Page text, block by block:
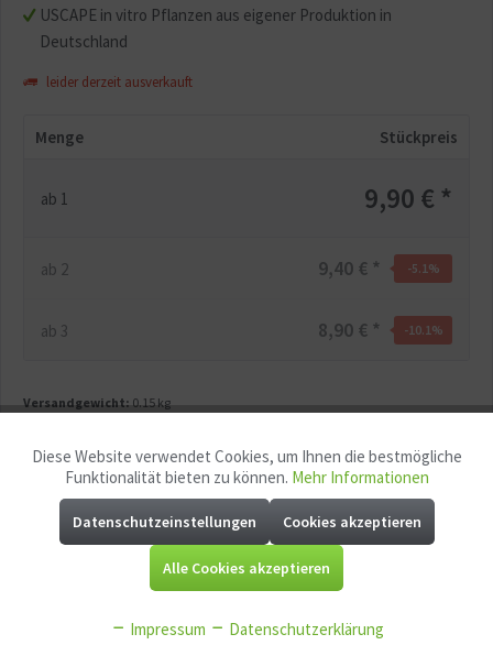
USCAPE in vitro Pflanzen aus eigener Produktion in
Deutschland
leider derzeit ausverkauft
Menge Stückpreis
ab 1 9,90 € *
ab 2 9,40 € * -5.1 %
ab 3 8,90 € * -10.1 %
Versandgewicht: 0.15 kg
Fragen zum Artikel?
4260522771444
Funktionale Aktiv
Marketing Aktiv
Diese Website verwendet Cookies, um Ihnen die bestmögliche
Funktionalität bieten zu können. Mehr Informationen
Datenschutzeinstellungen Cookies akzeptieren
Alle Cookies akzeptieren
Impressum Datenschutzerklärung